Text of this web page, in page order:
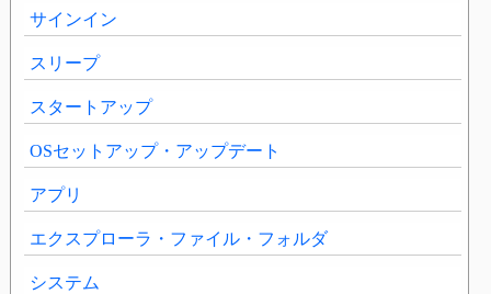
サインイン
スリープ
スタートアップ
OSセットアップ・アップデート
アプリ
エクスプローラ・ファイル・フォルダ
システム